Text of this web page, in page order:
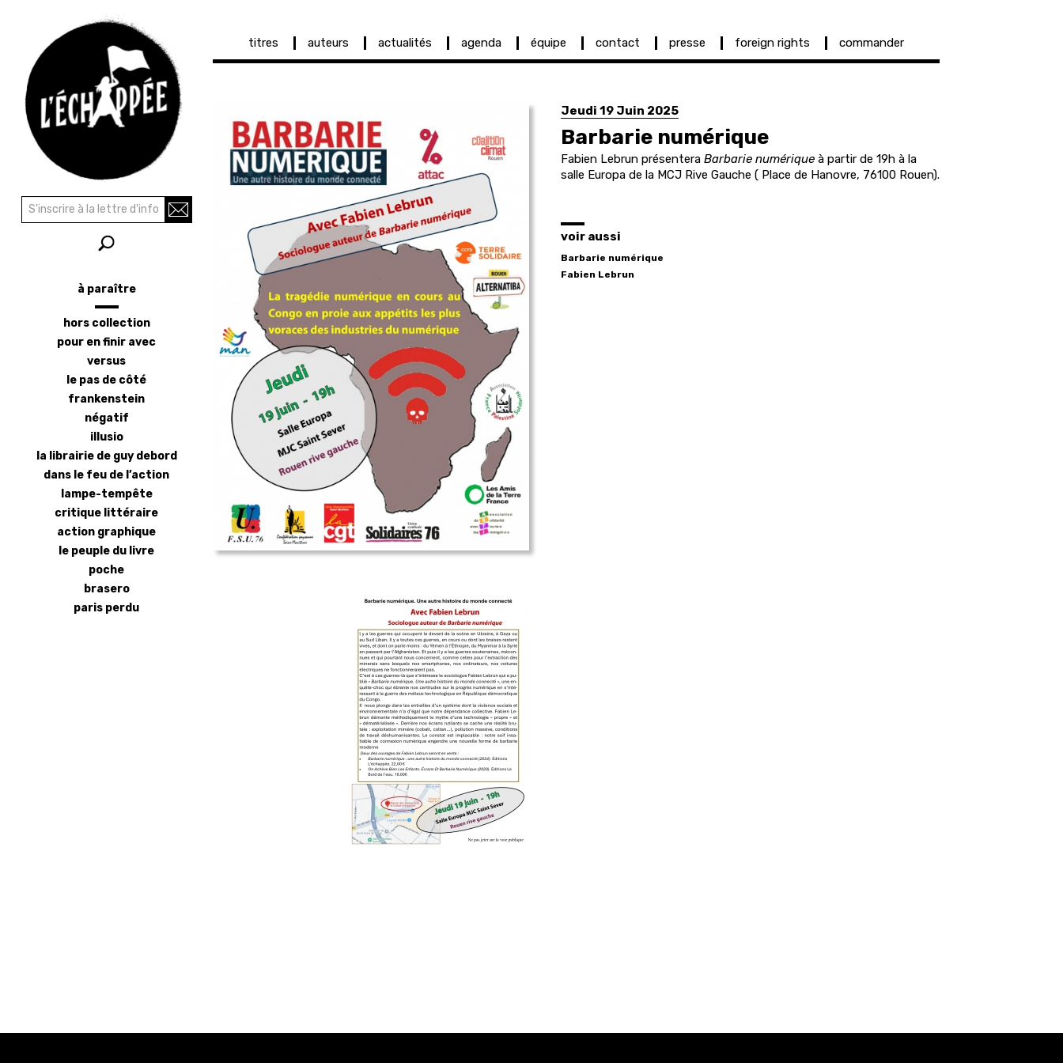
contenu
principal
principale
titres auteurs actualités agenda équipe contact presse foreign rights commander
Jeudi 19 Juin 2025
Barbarie numérique
Fabien Lebrun présentera Barbarie numérique à partir de 19h à la
salle Europa de la MCJ Rive Gauche ( Place de Hanovre, 76100 Rouen).
voir aussi
Barbarie numérique
Fabien Lebrun
Rechercher
latéral
à paraître
hors collection
pour en finir avec
versus
le pas de côté
frankenstein
négatif
illusio
la librairie de guy debord
dans le feu de l’action
lampe-tempête
critique littéraire
action graphique
le peuple du livre
poche
brasero
paris perdu